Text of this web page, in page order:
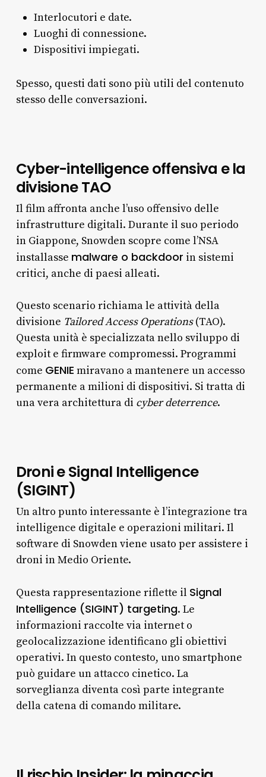
Interlocutori e date.
Luoghi di connessione.
Dispositivi impiegati.
Spesso, questi dati sono più utili del contenuto
stesso delle conversazioni.
Cyber-intelligence offensiva e la
divisione TAO
Il film affronta anche l’uso offensivo delle
infrastrutture digitali. Durante il suo periodo
in Giappone, Snowden scopre come l’NSA
installasse malware o backdoor in sistemi
critici, anche di paesi alleati.
Questo scenario richiama le attività della
divisione Tailored Access Operations(TAO).
Questa unità è specializzata nello sviluppo di
exploit e firmware compromessi. Programmi
come GENIE miravano a mantenere un accesso
permanente a milioni di dispositivi. Si tratta di
una vera architettura di cyber deterrence.
Droni e Signal Intelligence
(SIGINT)
Un altro punto interessante è l’integrazione tra
intelligence digitale e operazioni militari. Il
software di Snowden viene usato per assistere i
droni in Medio Oriente.
Questa rappresentazione riflette il Signal
Intelligence (SIGINT) targeting. Le
informazioni raccolte via internet o
geolocalizzazione identificano gli obiettivi
operativi. In questo contesto, uno smartphone
può guidare un attacco cinetico. La
sorveglianza diventa così parte integrante
della catena di comando militare.